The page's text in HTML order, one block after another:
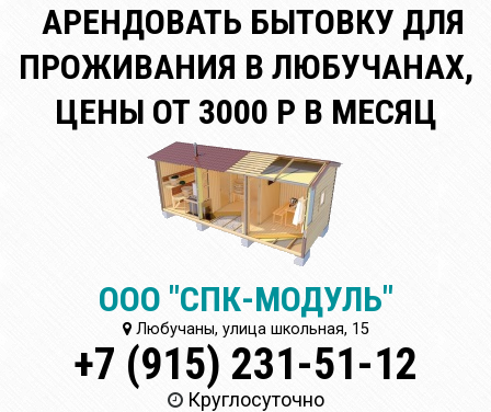
АРЕНДОВАТЬ БЫТОВКУ ДЛЯ
ПРОЖИВАНИЯ В ЛЮБУЧАНАХ,
ЦЕНЫ ОТ 3000 Р В МЕСЯЦ
ООО "СПК-МОДУЛЬ"
Любучаны, улица школьная, 15
+7 (915) 231-51-12
Круглосуточно